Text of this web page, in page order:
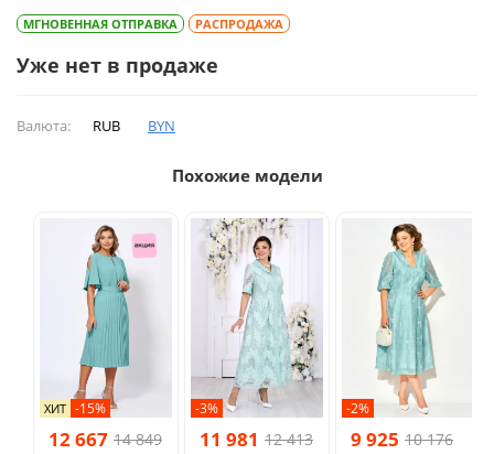
МГНОВЕННАЯ ОТПРАВКА РАСПРОДАЖА
Уже нет в продаже
Валюта: RUB BYN
Похожие модели
ХИТ -15%
12 667 14 849
-3%
11 981 12 413
-2%
9 925 10 176